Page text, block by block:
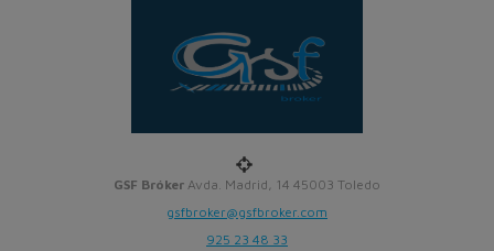
GSF Bróker Avda. Madrid, 14 45003 Toledo
gsfbroker@gsfbroker.com
925 23 48 33